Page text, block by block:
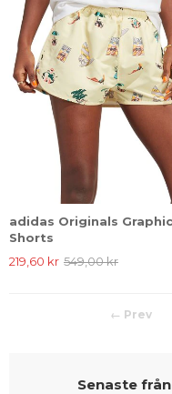
adidas Originals Graphic
Shorts
219,60 kr 549,00 kr
←
Senaste från